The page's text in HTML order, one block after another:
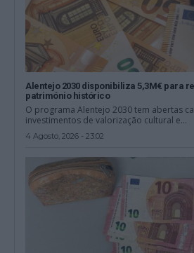
Alentejo 2030 disponibiliza 5,3M€ para
património histórico
O programa Alentejo 2030 tem abertas
investimentos de valorização cultural e...
4 Agosto, 2026 - 23:02